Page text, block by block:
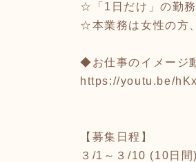
☆「1日だけ」の勤
☆本業務は女性の方
◆お仕事のイメージ
https://youtu.be/
【募集日程】
３/1～３/10 (10日間)